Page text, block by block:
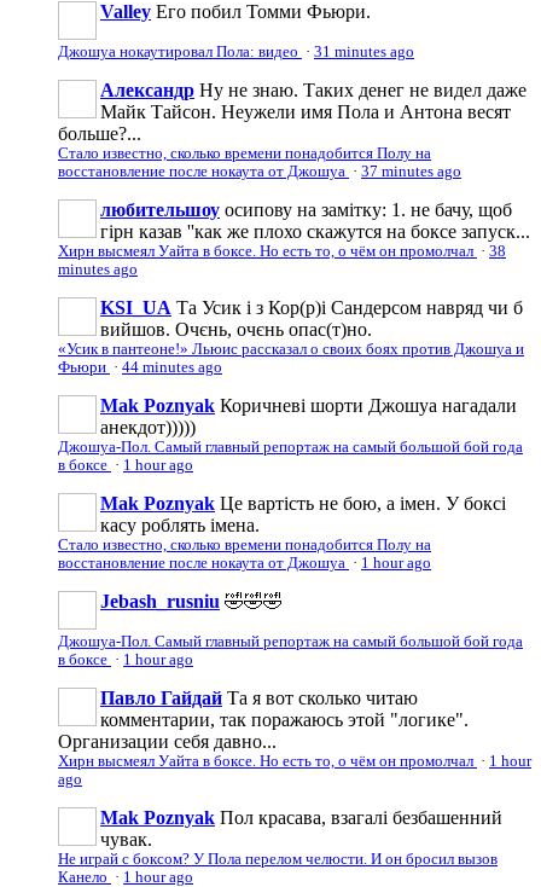
Valley Его побил Томми Фьюри.
Джошуа нокаутировал Пола: видео · 31 minutes ago
Александр Ну не знаю. Таких денег не видел даже
Майк Тайсон. Неужели имя Пола и Антона весят
больше?...
Стало известно, сколько времени понадобится Полу на
восстановление после нокаута от Джошуа · 37 minutes ago
любительшоу осипову на замітку: 1. не бачу, щоб
гірн казав ''как же плохо скажутся на боксе запуск...
Хирн высмеял Уайта в боксе. Но есть то, о чём он промолчал · 38
minutes ago
KSI_UA Та Усик і з Кор(р)і Сандерсом навряд чи б
вийшов. Очєнь, очєнь опас(т)но.
«Усик в пантеоне!» Льюис рассказал о своих боях против Джошуа и
Фьюри · 44 minutes ago
Mak Poznyak Коричневі шорти Джошуа нагадали
анекдот)))))
Джошуа-Пол. Самый главный репортаж на самый большой бой года
в боксе · 1 hour ago
Mak Poznyak Це вартість не бою, а імен. У боксі
касу роблять імена.
Стало известно, сколько времени понадобится Полу на
восстановление после нокаута от Джошуа · 1 hour ago
Jebash_rusniu 🤣🤣🤣
Джошуа-Пол. Самый главный репортаж на самый большой бой года
в боксе · 1 hour ago
Павло Гайдай Та я вот сколько читаю
комментарии, так поражаюсь этой "логике".
Организации себя давно...
Хирн высмеял Уайта в боксе. Но есть то, о чём он промолчал · 1 hour
ago
Mak Poznyak Пол красава, взагалі безбашенний
чувак.
Не играй с боксом? У Пола перелом челюсти. И он бросил вызов
Канело · 1 hour ago